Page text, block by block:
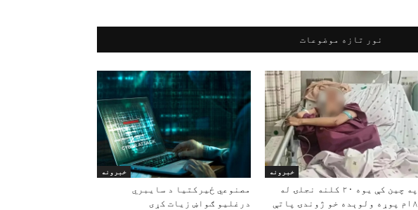
نور تازه موضوعات
خبرونه
په چین کې یوه ۲۰ کلنه نجلۍ له
۱۸م پوړه ولوېده خو ژوندۍ پاتې
خبرونه
مصنوعي ځیرکتیا د سایبري
درغلیو ګواښ زیات کړی